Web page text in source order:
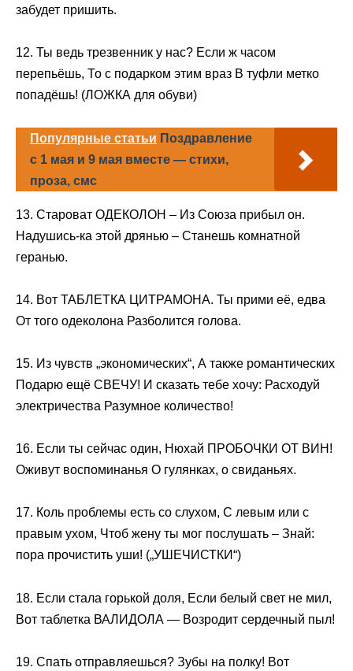
забудет пришить.
12. Ты ведь трезвенник у нас? Если ж часом
перепьёшь, То с подарком этим враз В туфли метко
попадёшь! (ЛОЖКА для обуви)
Популярные статьи Поздравление
с 1 мая и 9 мая вместе — стихи,
проза, смс
13. Староват ОДЕКОЛОН – Из Союза прибыл он.
Надушись-ка этой дрянью – Станешь комнатной
геранью.
14. Вот ТАБЛЕТКА ЦИТРАМОНА. Ты прими её, едва
От того одеколона Разболится голова.
15. Из чувств „экономических“, А также романтических
Подарю ещё СВЕЧУ! И сказать тебе хочу: Расходуй
электричества Разумное количество!
16. Если ты сейчас один, Нюхай ПРОБОЧКИ ОТ ВИН!
Оживут воспоминанья О гулянках, о свиданьях.
17. Коль проблемы есть со слухом, С левым или с
правым ухом, Чтоб жену ты мог послушать – Знай:
пора прочистить уши! („УШЕЧИСТКИ“)
18. Если стала горькой доля, Если белый свет не мил,
Вот таблетка ВАЛИДОЛА — Возродит сердечный пыл!
19. Спать отправляешься? Зубы на полку! Вот